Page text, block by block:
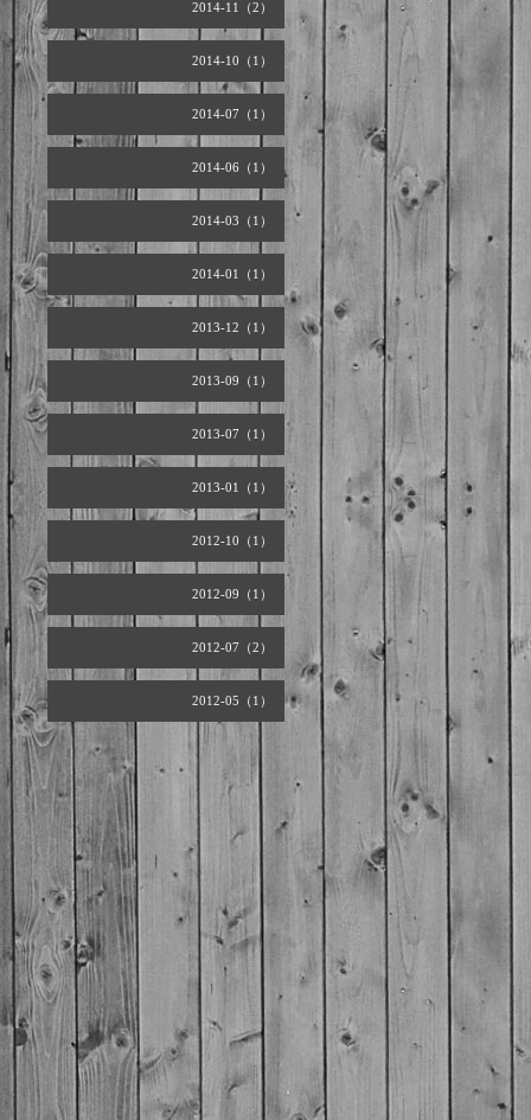
2014-11（2）
2014-10（1）
2014-07（1）
2014-06（1）
2014-03（1）
2014-01（1）
2013-12（1）
2013-09（1）
2013-07（1）
2013-01（1）
2012-10（1）
2012-09（1）
2012-07（2）
2012-05（1）